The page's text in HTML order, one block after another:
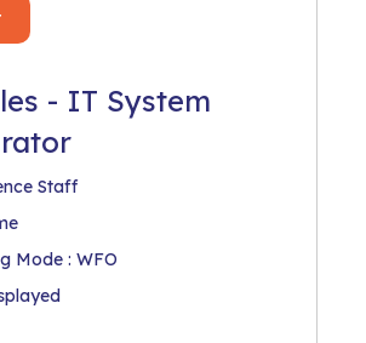
- IT System
Staff
Mode : WFO